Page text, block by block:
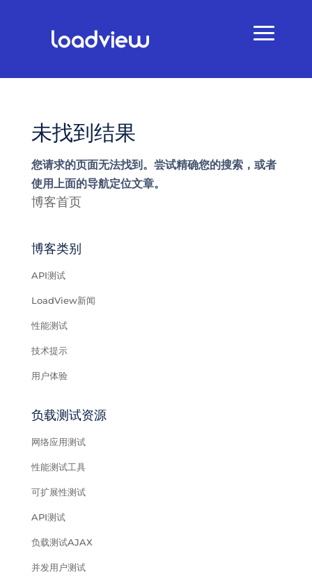
未找到结果
您请求的页面无法找到。尝试精确您的搜索，或者
使用上面的导航定位文章。
博客首页
博客类别
API测试
LoadView新闻
性能测试
技术提示
用户体验
负载测试资源
网络应用测试
性能测试工具
可扩展性测试
API测试
负载测试AJAX
并发用户测试